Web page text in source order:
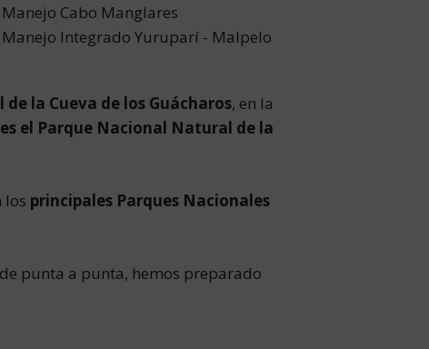
Cabo Manglares
Integrado Yuruparí - Malpelo
la Cueva de los Guácharos, en la
el Parque Nacional Natural de la
los principales Parques Nacionales
punta a punta, hemos preparado